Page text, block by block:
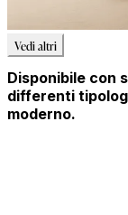
Vedi altri
Disponibile con
differenti
moderno.